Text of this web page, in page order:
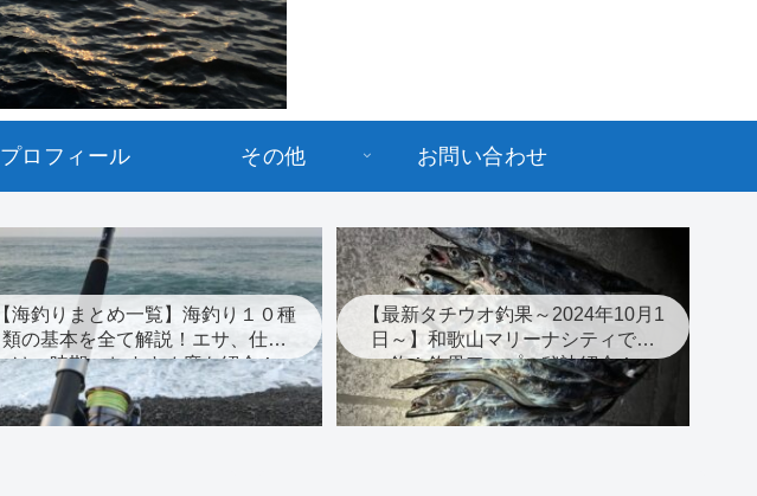
プロフィール その他 お問い合わせ
【海釣りまとめ一覧】海釣り１０種
類の基本を全て解説！エサ、仕掛
け、時期、おすすめ度も紹介！
【最新タチウオ釣果～2024年10月1
日～】和歌山マリーナシティで爆
釣！釣果アップの秘訣紹介！